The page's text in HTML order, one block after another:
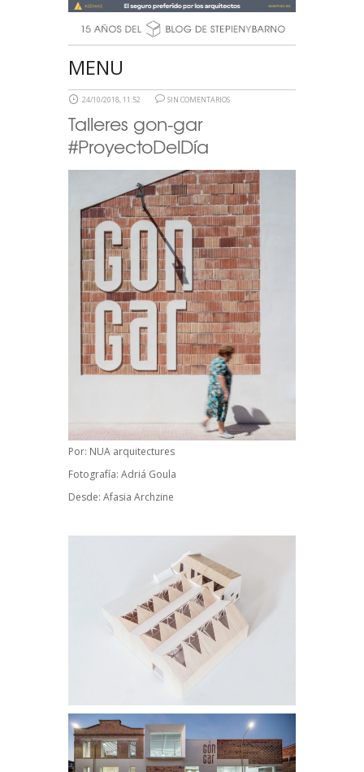
MENU
24/10/2018, 11:52 SIN COMENTARIOS
Talleres gon-gar
#ProyectoDelDía
Por: NUA arquitectures
Fotografía: Adriá Goula
Desde: Afasia Archzine